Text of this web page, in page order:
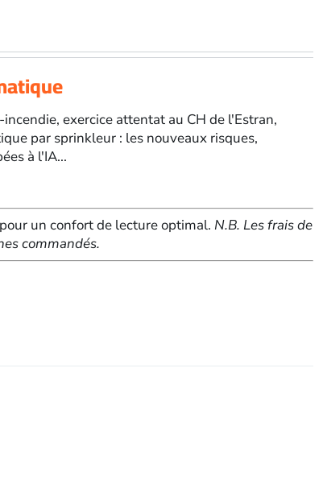
exercice attentat au CH de l'Estran,
par sprinkleur : les nouveaux risques,
à l'IA...
un confort de lecture optimal. N.B. Les frais de
commandés.